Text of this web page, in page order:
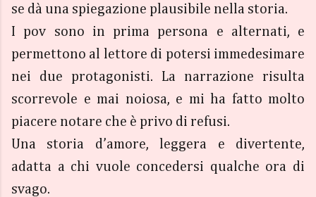
se dà una spiegazione plausibile nella storia.
I pov sono in prima persona e alternati, e
permettono al lettore di potersi immedesimare
nei due protagonisti. La narrazione risulta
scorrevole e mai noiosa, e mi ha fatto molto
piacere notare che è privo di refusi.
Una storia d’amore, leggera e divertente,
adatta a chi vuole concedersi qualche ora di
svago.